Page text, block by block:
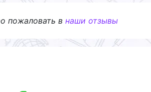
пожаловать в наши отзывы